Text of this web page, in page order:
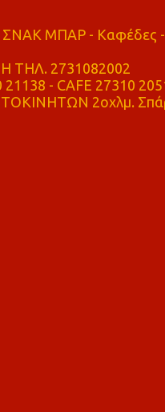
- ΣΝΑΚ ΜΠΑΡ - Καφέδες -
2731082002
- CAFE 27310
2οχλμ.